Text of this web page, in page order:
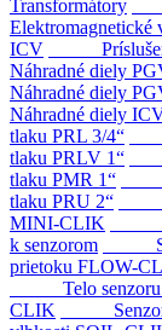
Transformátory
Elektromagnetické
ICV
Náhradné diely
Náhradné diely
Náhradné diely
tlaku PRL 3/4“
tlaku PRLV 1“
tlaku PMR 1“
tlaku PRU 2“
MINI-CLIK
k senzorom
prietoku FLOW-
Telo senzoru
CLIK
Senzor